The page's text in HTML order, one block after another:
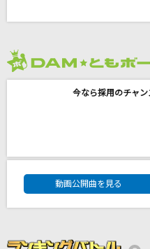
[生音]未来予想図Ⅱ
No Epilogue
今なら採用のチャ
DAM★ともボーカ
動画公開曲を見る